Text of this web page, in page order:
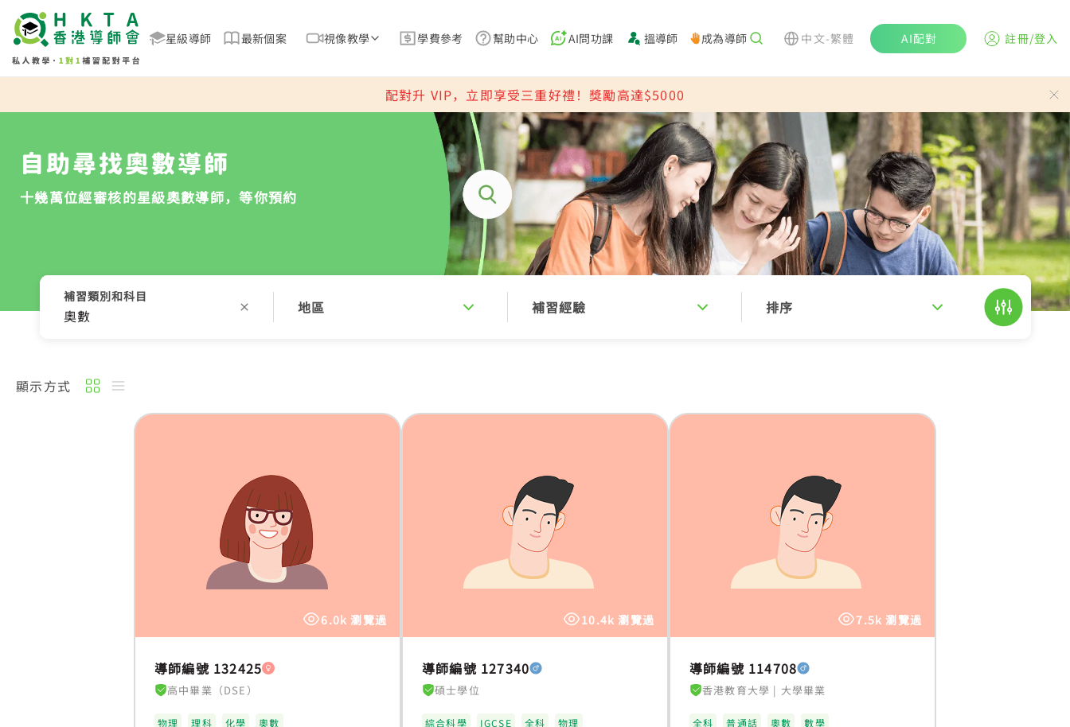
星級導師 最新個案 視像教學 學費參考 幫助中心 AI問功課 搵導師 成為導師 中文-繁體 AI配對 註冊/登入
配對升 VIP，立即享受三重好禮！獎勵高達$5000
自助尋找奧數導師
十幾萬位經審核的星級奧數導師，等你預約
補習類別和科目
奧數 地區 補習經驗 排序
顯示方式
6.0k 瀏覽過
導師編號 132425
高中畢業（DSE）
物理 理科 化學 奧數
10.4k 瀏覽過
導師編號 127340
碩士學位
綜合科學 IGCSE 全科 物理
7.5k 瀏覽過
導師編號 114708
香港教育大學 | 大學畢業
全科 普通話 奧數 數學